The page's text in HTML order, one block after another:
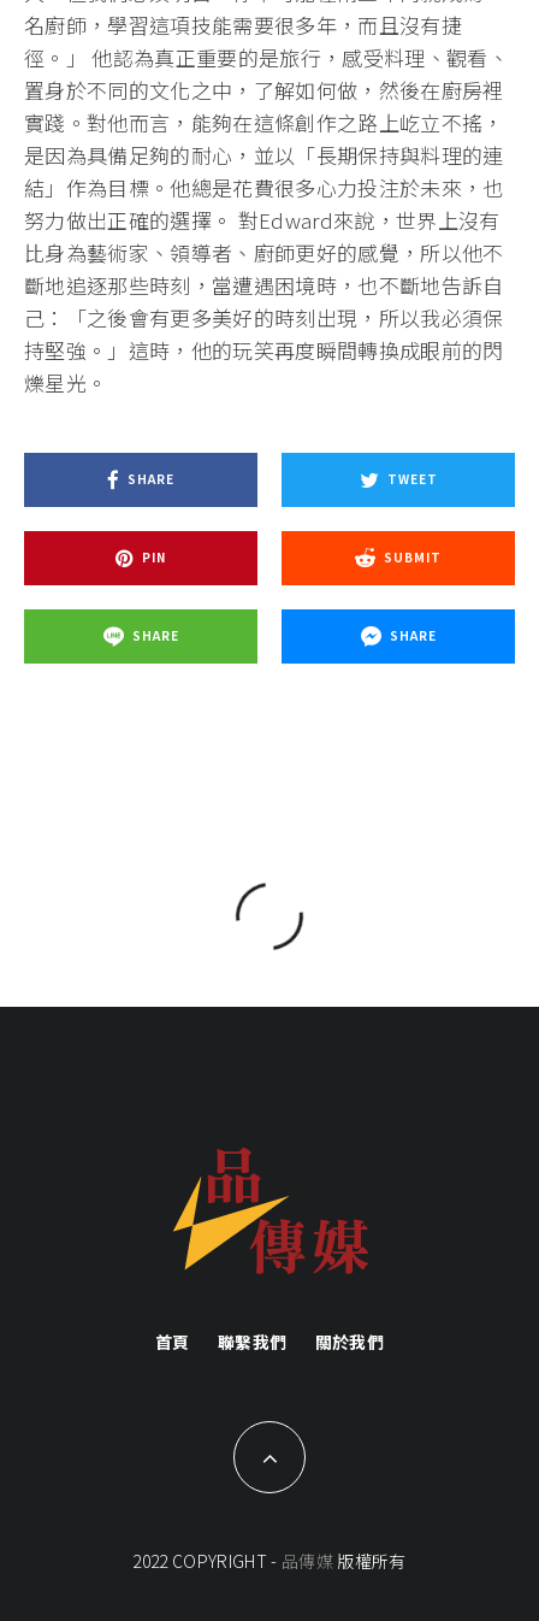
名廚師，學習這項技能需要很多年，而且沒有捷
徑。」 他認為真正重要的是旅行，感受料理、觀看、
置身於不同的文化之中，了解如何做，然後在廚房裡
實踐。對他而言，能夠在這條創作之路上屹立不搖，
是因為具備足夠的耐心，並以「長期保持與料理的連
結」作為目標。他總是花費很多心力投注於未來，也
努力做出正確的選擇。 對Edward來說，世界上沒有
比身為藝術家、領導者、廚師更好的感覺，所以他不
斷地追逐那些時刻，當遭遇困境時，也不斷地告訴自
己：「之後會有更多美好的時刻出現，所以我必須保
持堅強。」這時，他的玩笑再度瞬間轉換成眼前的閃
爍星光。
SHARE TWEET
PIN SUBMIT
SHARE SHARE
首頁 聯繫我們 關於我們
2022 COPYRIGHT - 品傳媒 版權所有